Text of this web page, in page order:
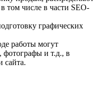
том числе в части SEO-
графических
работы могут
фотографы и т.д., в
сайта.